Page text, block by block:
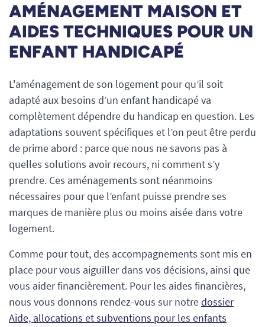
AMÉNAGEMENT MAISON ET
AIDES TECHNIQUES POUR UN
ENFANT HANDICAPÉ
L'aménagement de son logement pour qu’il soit
adapté aux besoins d’un enfant handicapé va
complètement dépendre du handicap en question. Les
adaptations souvent spécifiques et l’on peut être perdu
de prime abord : parce que nous ne savons pas à
quelles solutions avoir recours, ni comment s’y
prendre. Ces aménagements sont néanmoins
nécessaires pour que l’enfant puisse prendre ses
marques de manière plus ou moins aisée dans votre
logement.
Comme pour tout, des accompagnements sont mis en
place pour vous aiguiller dans vos décisions, ainsi que
vous aider financièrement. Pour les aides financières,
nous vous donnons rendez-vous sur notredossier
Aide, allocations et subventions pour les enfants